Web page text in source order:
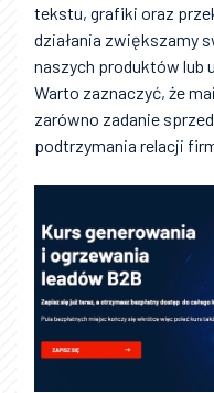
tekstu, grafiki oraz
działania zwiększamy
naszych produktów lub
Warto zaznaczyć, że
zarówno zadanie
podtrzymania relacji